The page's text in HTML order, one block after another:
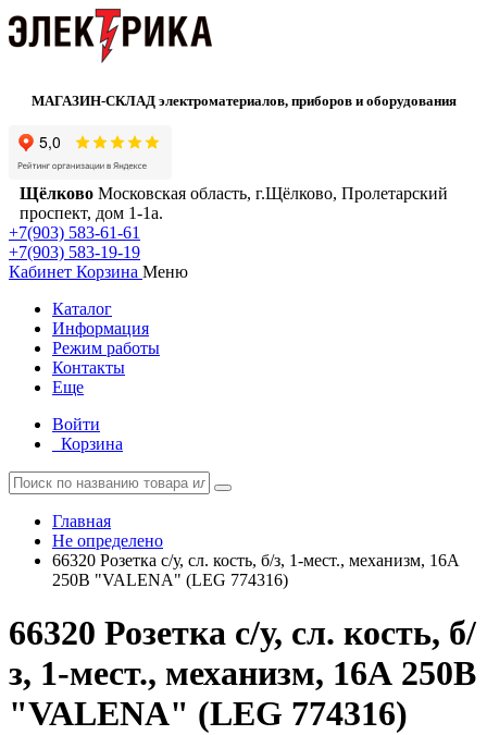
МАГАЗИН-СКЛАД электроматериалов, приборов и оборудования
Щёлково Московская область, г.Щёлково, Пролетарский
проспект, дом 1‑1а.
+7(903) 583-61-61
+7(903) 583-19-19
Кабинет Корзина Меню
Каталог
Информация
Режим работы
Контакты
Еще
Войти
Корзина
Главная
Не определено
66320 Розетка с/у, сл. кость, б/з, 1-мест., механизм, 16А
250В "VALENA" (LEG 774316)
66320 Розетка с/у, сл. кость, б/
з, 1-мест., механизм, 16А 250В
"VALENA" (LEG 774316)